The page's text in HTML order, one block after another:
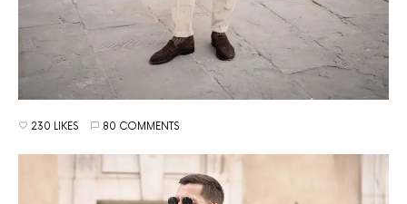
230 LIKES 80 COMMENTS